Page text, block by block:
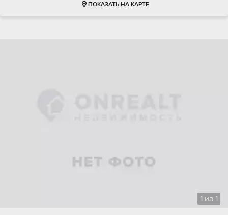
ПОКАЗАТЬ НА КАРТЕ
1 из 1